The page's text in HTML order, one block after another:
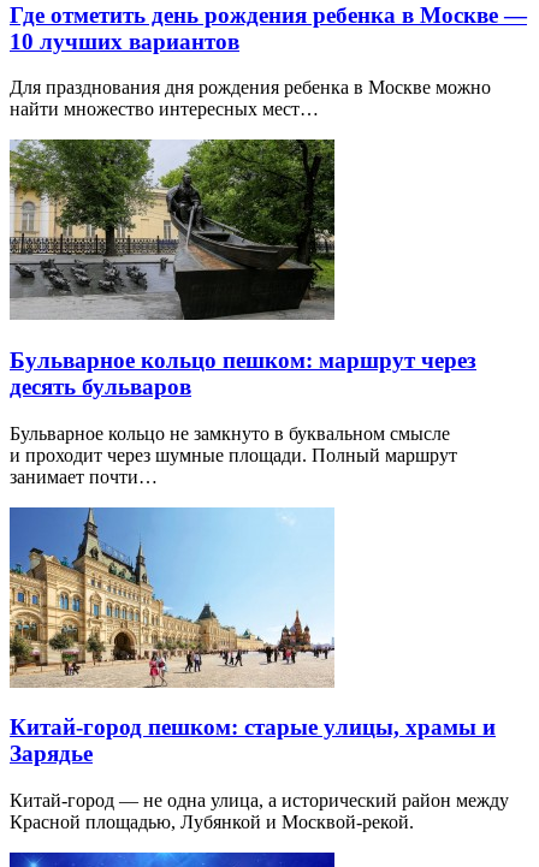
Где отметить день рождения ребенка в Москве —
10 лучших вариантов
Для празднования дня рождения ребенка в Москве можно
найти множество интересных мест…
Бульварное кольцо пешком: маршрут через
десять бульваров
Бульварное кольцо не замкнуто в буквальном смысле
и проходит через шумные площади. Полный маршрут
занимает почти…
Китай-город пешком: старые улицы, храмы и
Зарядье
Китай-город — не одна улица, а исторический район между
Красной площадью, Лубянкой и Москвой-рекой.